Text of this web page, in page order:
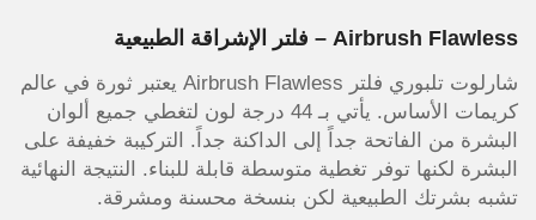
Airbrush Flawless – فلتر الإشراقة الطبيعية
شارلوت تلبوري فلتر Airbrush Flawless يعتبر ثورة في عالم
كريمات الأساس. يأتي بـ 44 درجة لون لتغطي جميع ألوان
البشرة من الفاتحة جداً إلى الداكنة جداً. التركيبة خفيفة على
البشرة لكنها توفر تغطية متوسطة قابلة للبناء. النتيجة النهائية
تشبه بشرتك الطبيعية لكن بنسخة محسنة ومشرقة.